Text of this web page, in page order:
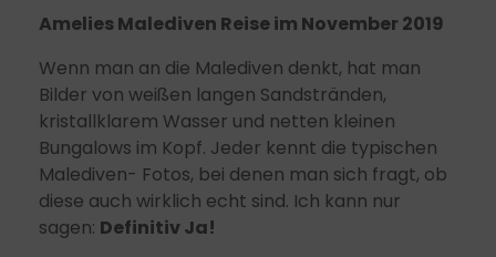
Amelies Malediven Reise im November 2019
Wenn man an die Malediven denkt, hat man
Bilder von weißen langen Sandstränden,
kristallklarem Wasser und netten kleinen
Bungalows im Kopf. Jeder kennt die typischen
Malediven- Fotos, bei denen man sich fragt, ob
diese auch wirklich echt sind. Ich kann nur
sagen: Definitiv Ja!